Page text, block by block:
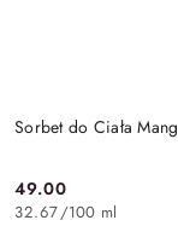
Sorbet do Ciała
Cena:
49.00
32.67/100 ml